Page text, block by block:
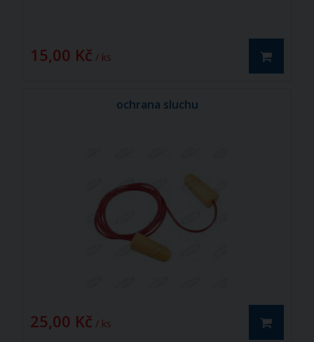
15,00 Kč / ks
ochrana sluchu
25,00 Kč / ks